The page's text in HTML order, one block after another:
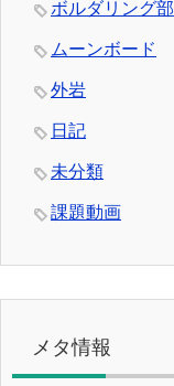
ボルダリング部
ムーンボード
外岩
日記
未分類
課題動画
メタ情報